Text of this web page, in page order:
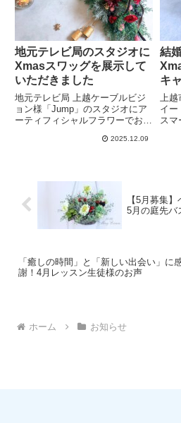
地元テレビ局のスタジオに
Xmasスワッグを展示して
いただきました
地元テレビ局 上越ケーブルビジ
ョン様「Jump」のスタジオにア
ーティフィシャルフラワーでお作
ていただいております。ご縁をい
2025.12.09
結
キ
上
イー
スマ
ベ
【5月募集
5月の庭先バ
「癒しの時間」と「新しい出会い」に
謝！4月レッスン生徒様のお声
ホーム お知らせ